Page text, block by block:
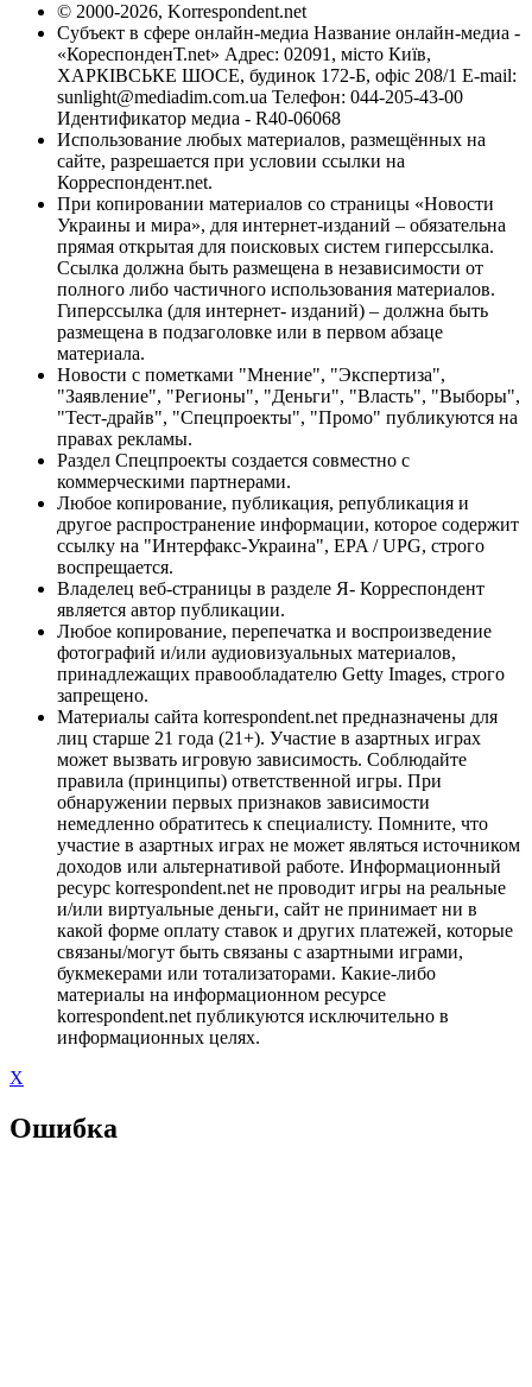
© 2000-2026, Korrespondent.net
Субъект в сфере онлайн-медиа Название онлайн-медиа -
«КореспонденТ.net» Адрес: 02091, місто Київ,
ХАРКІВСЬКЕ ШОСЕ, будинок 172-Б, офіс 208/1 E-mail:
sunlight@mediadim.com.ua Телефон: 044-205-43-00
Идентификатор медиа - R40-06068
Использование любых материалов, размещённых на
сайте, разрешается при условии ссылки на
Корреспондент.net.
При копировании материалов со страницы «Новости
Украины и мира», для интернет-изданий – обязательна
прямая открытая для поисковых систем гиперссылка.
Ссылка должна быть размещена в независимости от
полного либо частичного использования материалов.
Гиперссылка (для интернет- изданий) – должна быть
размещена в подзаголовке или в первом абзаце
материала.
Новости с пометками "Мнение", "Экспертиза",
"Заявление", "Регионы", "Деньги", "Власть", "Выборы",
"Тест-драйв", "Спецпроекты", "Промо" публикуются на
правах рекламы.
Раздел Спецпроекты создается совместно с
коммерческими партнерами.
Любое копирование, публикация, републикация и
другое распространение информации, которое содержит
ссылку на "Интерфакс-Украина", EPA / UPG, строго
воспрещается.
Владелец веб-страницы в разделе Я- Корреспондент
является автор публикации.
Любое копирование, перепечатка и воспроизведение
фотографий и/или аудиовизуальных материалов,
принадлежащих правообладателю Getty Images, строго
запрещено.
Материалы сайта korrespondent.net предназначены для
лиц старше 21 года (21+). Участие в азартных играх
может вызвать игровую зависимость. Соблюдайте
правила (принципы) ответственной игры. При
обнаружении первых признаков зависимости
немедленно обратитесь к специалисту. Помните, что
участие в азартных играх не может являться источником
доходов или альтернативой работе. Информационный
ресурс korrespondent.net не проводит игры на реальные
и/или виртуальные деньги, сайт не принимает ни в
какой форме оплату ставок и других платежей, которые
связаны/могут быть связаны с азартными играми,
букмекерами или тотализаторами. Какие-либо
материалы на информационном ресурсе
korrespondent.net публикуются исключительно в
информационных целях.
X
Ошибка